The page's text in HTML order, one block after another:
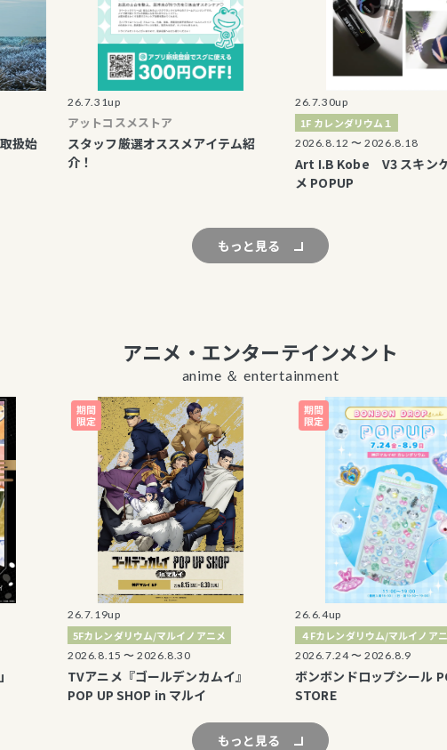
26.7.31up
アットコスメストア
スタッフ厳選オススメアイテム紹
26.7.30up
1F カレンダリウム１
2026.8.12 〜 2026.8.18
Art I.B Kobe V3 スキンケア コス
メ POPUP
もっと見る
アニメ・エンターテインメント
anime ＆ entertainment
26.7.19up
5Fカレンダリウム/マルイノアニメ
2026.8.15 〜 2026.8.30
TVアニメ『ゴールデンカムイ』
POP UP SHOP in マルイ
26.6.4up
４Fカレンダリウム/マルイノアニメ
2026.7.24 〜 2026.8.9
ボンボンドロップシール POP UP
もっと見る